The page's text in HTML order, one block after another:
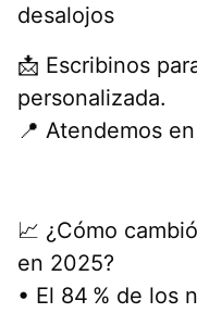
desalojos
📩 Escribinos
personalizada.
📍 Atendemos
📈 ¿Cómo
en 2025?
• El 84 % de los